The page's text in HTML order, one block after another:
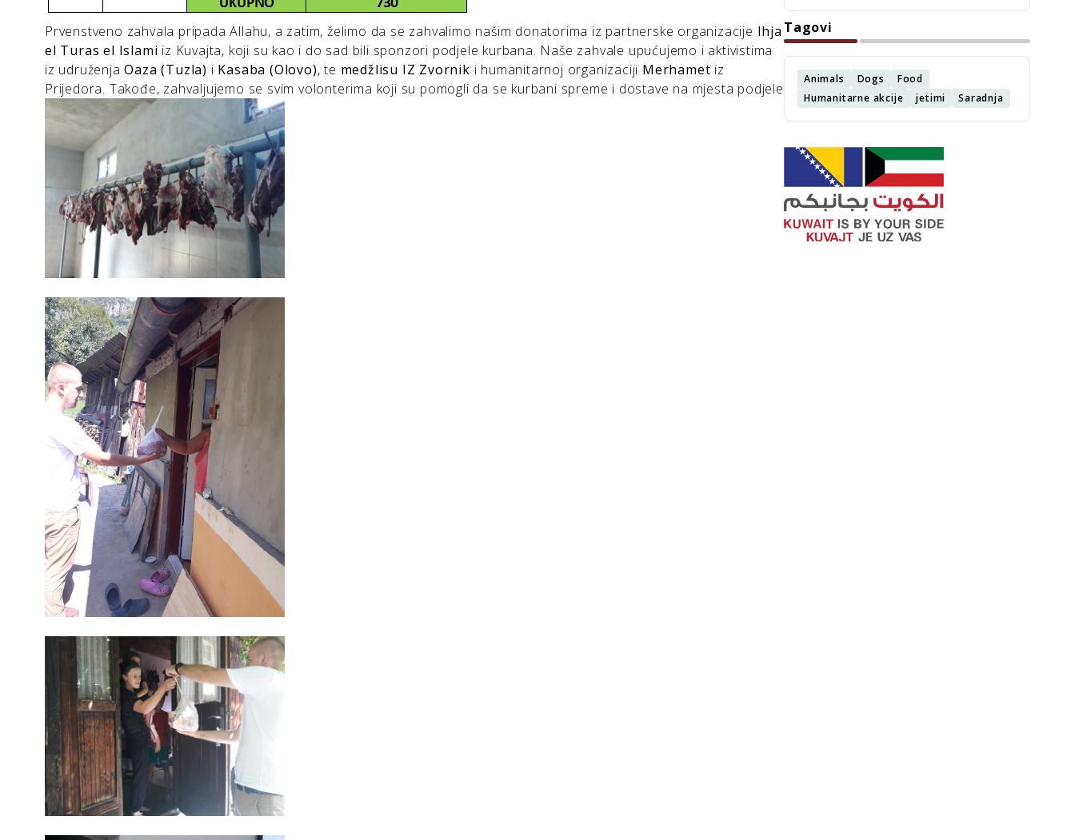
Prvenstveno zahvala pripada Allahu, a zatim, želimo da se zahvalimo našim donatorima iz partnerske organizacije Ihja
el Turas el Islami iz Kuvajta, koji su kao i do sad bili sponzori podjele kurbana. Naše zahvale upućujemo i aktivistima
iz udruženjaOaza (Tuzla) i Kasaba (Olovo), te medžlisu IZ Zvornik i humanitarnoj organizaciji Merhamet iz
Prijedora. Takođe, zahvaljujemo se svim volonterima koji su pomogli da se kurbani spreme i dostave na mjesta podjele
Tagovi
Animals Dogs
Food
Humanitarne akcije
jetimi Saradnja